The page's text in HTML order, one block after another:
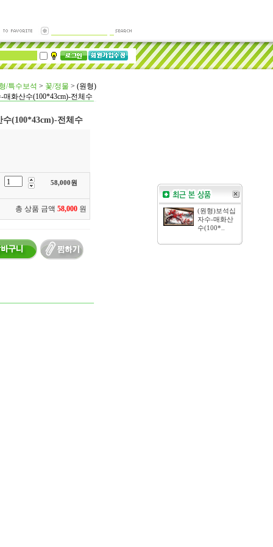
/특수보석 > 꽃/정물 > (원형)
매화산수(100*43cm)-전체수
(100*43cm)-전체수
58,000원
총 상품 금액 58,000 원
(원형)보석십
자수-매화산
수(100*..